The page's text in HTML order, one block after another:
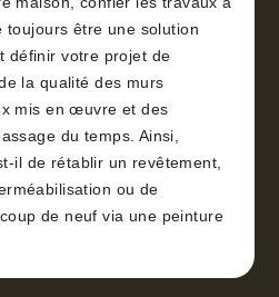
toujours être une solution
définir votre projet de
la qualité des murs
mis en œuvre et des
du temps. Ainsi,
il de rétablir un revêtement,
ou de
de neuf via une peinture